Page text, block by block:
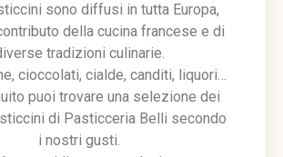
sono diffusi in tutta Europa,
della cucina francese e di
tradizioni culinarie.
cioccolati, cialde, canditi, liquori…
puoi trovare una selezione dei
di Pasticceria Belli secondo
i nostri gusti.